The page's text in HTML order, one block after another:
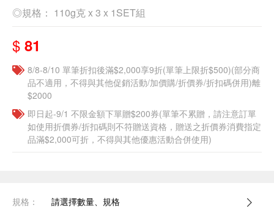
◎規格： 110g克 x 3 x 1SET組
$ 81
8/8-8/10 單筆折扣後滿$2,000享9折(單筆上限折$500)(部分商
品不適用，不得與其他促銷活動/加價購/折價券/折扣碼併用)離
$2000
即日起-9/1 不限金額下單贈$200券(單筆不累贈，請注意訂單
如使用折價券/折扣碼則不符贈送資格，贈送之折價券消費指定
品滿$2,000可折，不得與其他優惠活動合併使用)
規格： 請選擇數量、規格